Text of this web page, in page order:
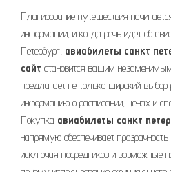
Планирование путешествия
информации, и когда речь идет об
Петербург, авиабилеты санкт
сайт становится вашим
предлагает не только широкий
информацию о расписании, ценах и
Покупка авиабилеты санкт
напрямую обеспечивает
исключая посредников и возможные